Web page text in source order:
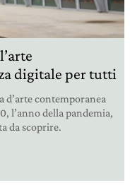
digitale per tutti
d’arte contemporanea
l’anno della pandemia,
da scoprire.